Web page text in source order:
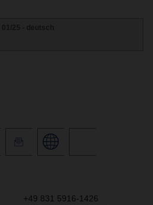
+49 831 5916-1426